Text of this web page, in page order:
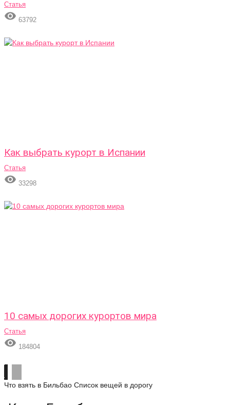
Статья
 63792
Как выбрать курорт в Испании
Статья
 33298
10 самых дорогих курортов мира
Статья
 184804
Что взять в Бильбао Список вещей в дорогу